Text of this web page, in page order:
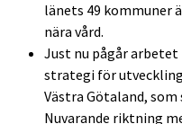
länets 49 kommuner
nära vård.
Just nu pågår
strategi för
Västra Götaland, som
Nuvarande riktning